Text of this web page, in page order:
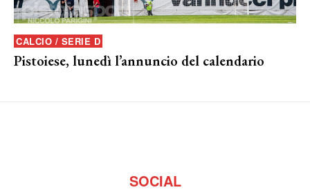
CALCIO / SERIE D
Pistoiese, lunedì l’annuncio del calendario
SOCIAL